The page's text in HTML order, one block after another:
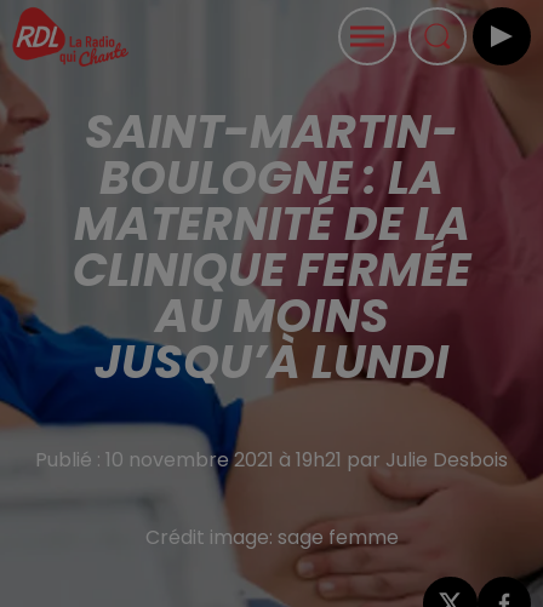
SAINT-MARTIN-
BOULOGNE : LA
MATERNITÉ DE LA
CLINIQUE FERMÉE
AU MOINS
JUSQU’À LUNDI
Publié : 10 novembre 2021 à 19h21 par Julie Desbois
Crédit image: sage femme